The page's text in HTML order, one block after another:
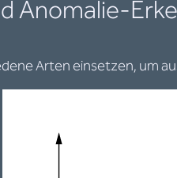
Anomalie-
Arten einsetzen, um